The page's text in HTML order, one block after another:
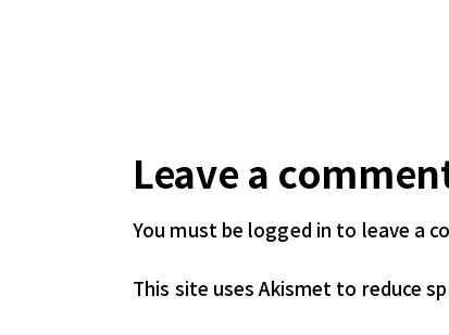
Leave a
You must be logged in to leave a
This site uses Akismet to reduce